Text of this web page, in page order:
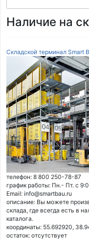
Наличие на
Складской терминал Smart
телефон: 8 800 250-78-87
график работы: Пн.- Пт. с
Email: info@smartbau.ru
описание: Вы можете
склада, где всегда есть в
каталога.
координаты: 55.692920,
остаток: отсутствует